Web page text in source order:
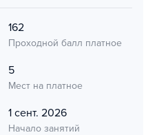
162
Проходной балл платное
5
Мест на платное
1 сент. 2026
Начало занятий